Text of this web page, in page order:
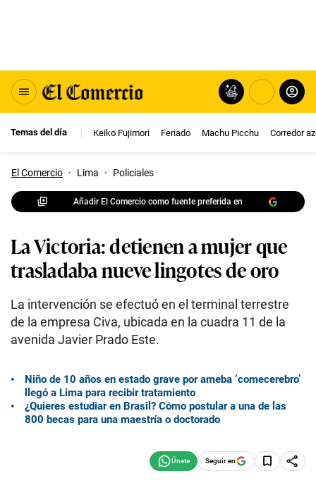
Temas del día Keiko Fujimori Feriado Machu Picchu Corredor
El Comercio · Lima · Policiales
Añadir El Comercio como fuente preferida en
La Victoria: detienen a mujer que
trasladaba nueve lingotes de oro
La intervención se efectuó en el terminal terrestre
de la empresa Civa, ubicada en la cuadra 11 de la
avenida Javier Prado Este.
Niño de 10 años en estado grave por ameba ‘comecerebro’
llegó a Lima para recibir tratamiento
¿Quieres estudiar en Brasil? Cómo postular a una de las
800 becas para una maestría o doctorado
Seguir en